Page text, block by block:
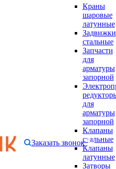
Краны
шаровые
латунные
Задвижки
стальные
Запчасти
для
арматуры
запорной
для
арматуры
запорной
Клапаны
стальные
Клапаны
латунные
Затворы
Заказать звонок